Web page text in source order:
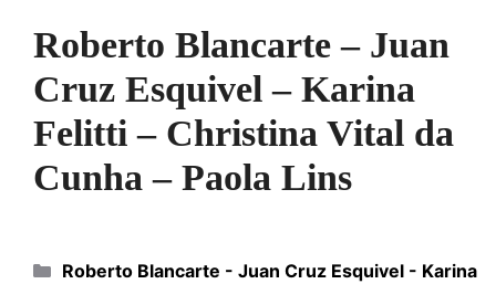
Roberto Blancarte – Juan
Cruz Esquivel – Karina
Felitti – Christina Vital da
Cunha – Paola Lins
Categorías
Roberto Blancarte - Juan Cruz Esquivel - Karina